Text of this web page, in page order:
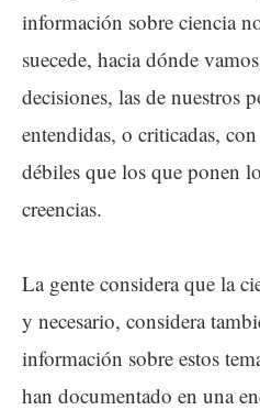
información sobre ciencia
suecede, hacia dónde
decisiones, las de nuestros
entendidas, o criticadas,
débiles que los que ponen
creencias.
La gente considera que la
y necesario, considera
información sobre estos
han documentado en una